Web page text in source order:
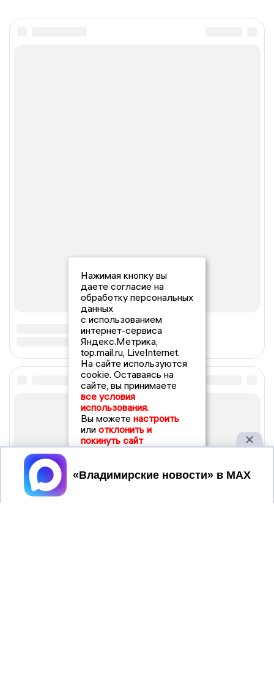
Нажимая кнопку вы
даете согласие на
обработку персональных
данных
с использованием
интернет-сервиса
Яндекс.Метрика,
top.mail.ru, LiveInternet.
На сайте используются
cookie. Оставаясь на
сайте, вы принимаете
все условия
использования.
Вы можете настроить
или отклонить и
покинуть сайт
Принять